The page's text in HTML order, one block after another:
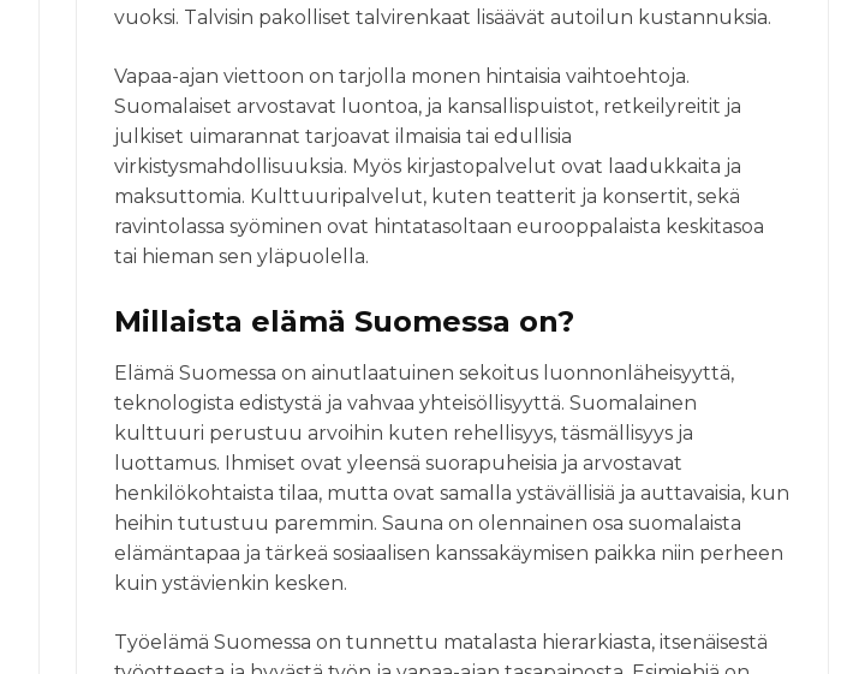
vuoksi. Talvisin pakolliset talvirenkaat lisäävät autoilun kustannuksia.
Vapaa-ajan viettoon on tarjolla monen hintaisia vaihtoehtoja.
Suomalaiset arvostavat luontoa, ja kansallispuistot, retkeilyreitit ja
julkiset uimarannat tarjoavat ilmaisia tai edullisia
virkistysmahdollisuuksia. Myös kirjastopalvelut ovat laadukkaita ja
maksuttomia. Kulttuuripalvelut, kuten teatterit ja konsertit, sekä
ravintolassa syöminen ovat hintatasoltaan eurooppalaista keskitasoa
tai hieman sen yläpuolella.
Millaista elämä Suomessa on?
Elämä Suomessa on ainutlaatuinen sekoitus luonnonläheisyyttä,
teknologista edistystä ja vahvaa yhteisöllisyyttä. Suomalainen
kulttuuri perustuu arvoihin kuten rehellisyys, täsmällisyys ja
luottamus. Ihmiset ovat yleensä suorapuheisia ja arvostavat
henkilökohtaista tilaa, mutta ovat samalla ystävällisiä ja auttavaisia, kun
heihin tutustuu paremmin. Sauna on olennainen osa suomalaista
elämäntapaa ja tärkeä sosiaalisen kanssakäymisen paikka niin perheen
kuin ystävienkin kesken.
Työelämä Suomessa on tunnettu matalasta hierarkiasta, itsenäisestä